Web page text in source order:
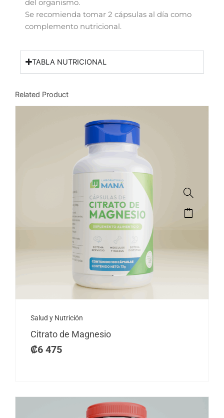
del organismo.
Se recomienda tomar 2 cápsulas al día como
complemento nutricional.
TABLA NUTRICIONAL
Related Product
Salud y Nutrición
Citrato de Magnesio
₡6 475